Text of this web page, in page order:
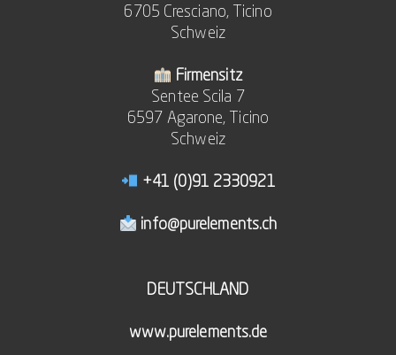
6705 Cresciano, Ticino
Schweiz
Firmensitz
Sentee Scila 7
6597 Agarone, Ticino
Schweiz
+41 (0)91 2330921
info@purelements.ch
DEUTSCHLAND
www.purelements.de